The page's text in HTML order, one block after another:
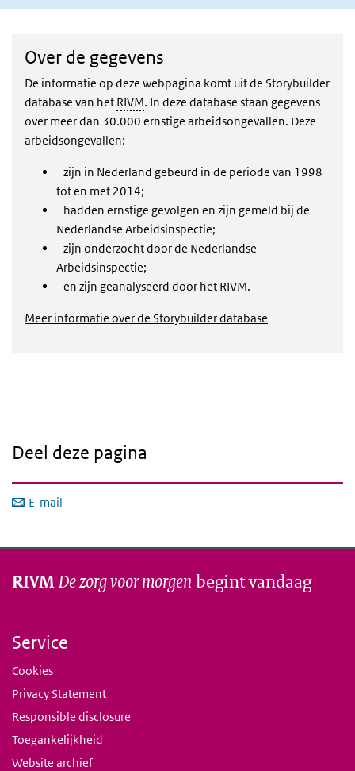
Over de gegevens
De informatie op deze webpagina komt uit de Storybuilder
database van het RIVM. In deze database staan gegevens
over meer dan 30.000 ernstige arbeidsongevallen. Deze
arbeidsongevallen:
zijn in Nederland gebeurd in de periode van 1998
tot en met 2014;
hadden ernstige gevolgen en zijn gemeld bij de
Nederlandse Arbeidsinspectie;
zijn onderzocht door de Nederlandse
Arbeidsinspectie;
en zijn geanalyseerd door het RIVM.
Meer informatie over de Storybuilder database
Deel deze pagina
E-mail
RIVMDe zorg voor morgen begint vandaag
Service
Cookies
Privacy Statement
Responsible disclosure
Toegankelijkheid
Website archief